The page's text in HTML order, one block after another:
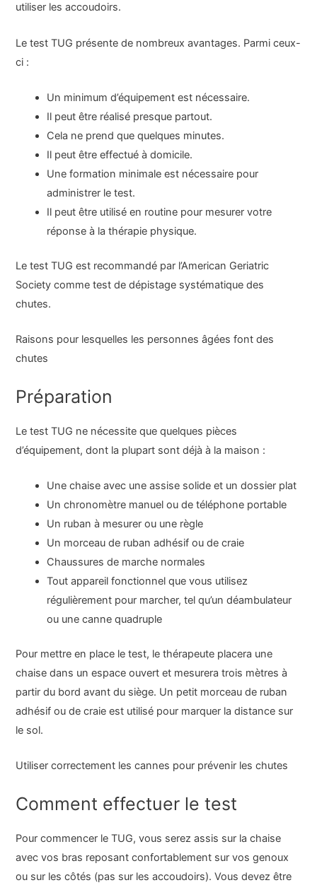
utiliser les accoudoirs.
Le test TUG présente de nombreux avantages. Parmi ceux-
ci :
Un minimum d’équipement est nécessaire.
Il peut être réalisé presque partout.
Cela ne prend que quelques minutes.
Il peut être effectué à domicile.
Une formation minimale est nécessaire pour
administrer le test.
Il peut être utilisé en routine pour mesurer votre
réponse à la thérapie physique.
Le test TUG est recommandé par l’American Geriatric
Society comme test de dépistage systématique des
chutes.
Raisons pour lesquelles les personnes âgées font des
chutes
Préparation
Le test TUG ne nécessite que quelques pièces
d’équipement, dont la plupart sont déjà à la maison :
Une chaise avec une assise solide et un dossier plat
Un chronomètre manuel ou de téléphone portable
Un ruban à mesurer ou une règle
Un morceau de ruban adhésif ou de craie
Chaussures de marche normales
Tout appareil fonctionnel que vous utilisez
régulièrement pour marcher, tel qu’un déambulateur
ou une canne quadruple
Pour mettre en place le test, le thérapeute placera une
chaise dans un espace ouvert et mesurera trois mètres à
partir du bord avant du siège. Un petit morceau de ruban
adhésif ou de craie est utilisé pour marquer la distance sur
le sol.
Utiliser correctement les cannes pour prévenir les chutes
Comment effectuer le test
Pour commencer le TUG, vous serez assis sur la chaise
avec vos bras reposant confortablement sur vos genoux
ou sur les côtés (pas sur les accoudoirs). Vous devez être